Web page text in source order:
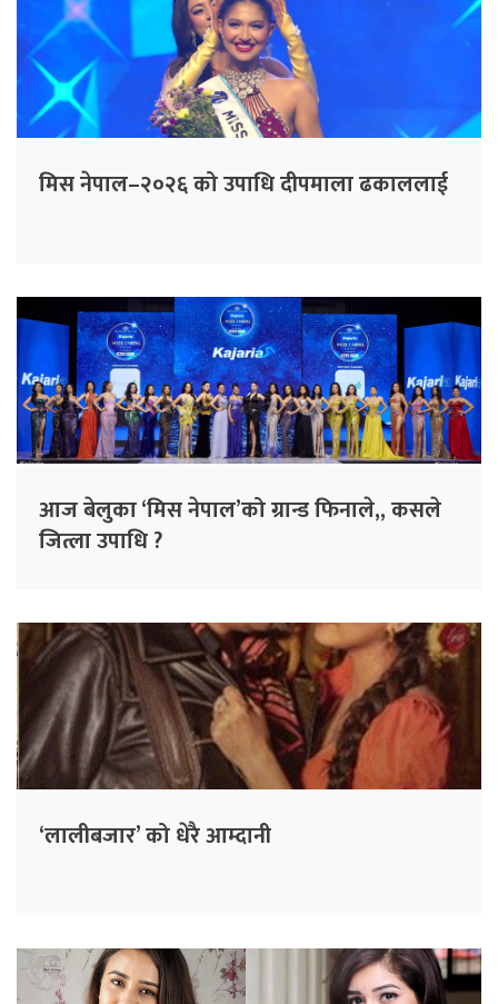
मिस नेपाल–२०२६ को उपाधि दीपमाला ढकाललाई
आज बेलुका ‘मिस नेपाल’को ग्रान्ड फिनाले,, कसले
जित्ला उपाधि ?
‘लालीबजार’ को धेरै आम्दानी